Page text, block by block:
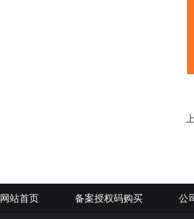
网站首页 备案授权码购买 公